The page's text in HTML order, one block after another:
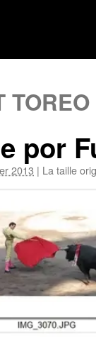
por
2013 | La taille